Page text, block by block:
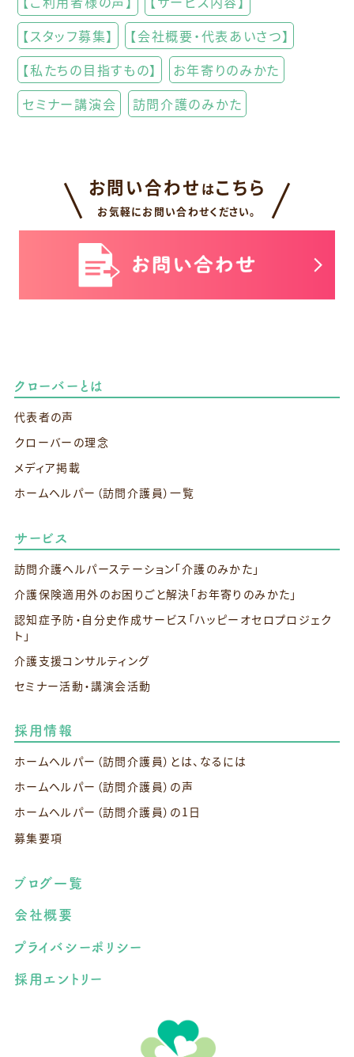
【スタッフ募集】
【会社概要・代表あいさつ】
【私たちの目指すもの】
お年寄りのみかた
セミナー講演会
訪問介護のみかた
お問い合わせ はこちら
お気軽にお問い合わせください。
クローバーとは
代表者の声
クローバーの理念
メディア掲載
ホームヘルパー（訪問介護員）一覧
サービス
訪問介護ヘルパーステーション「介護のみかた」
介護保険適用外のお困りごと解決 「お年寄りのみかた」
認知症予防・自分史作成サービス 「ハッピーオセロプロジェク
ト」
介護支援コンサルティング
セミナー活動・講演会活動
採用情報
ホームヘルパー（訪問介護員）とは、なるには
ホームヘルパー（訪問介護員）の声
ホームヘルパー（訪問介護員）の1日
募集要項
ブログ一覧
会社概要
プライバシーポリシー
採用エントリー